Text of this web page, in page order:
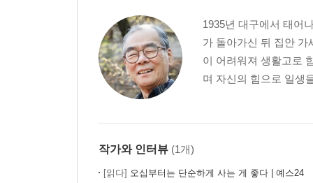
1935년 대구에서 태어
가 돌아가신 뒤 집안 가
이 어려워져 생활고로
며 자신의 힘으로 일생
작가와 인터뷰 (1개)
[읽다] 오십부터는 단순하게 사는 게 좋다 | 예스24